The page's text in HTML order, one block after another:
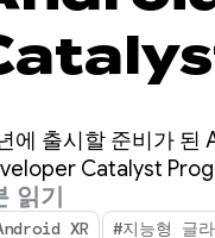
들어
에 출시할 준비가 된
Catalyst
읽기
XR #지능형 글